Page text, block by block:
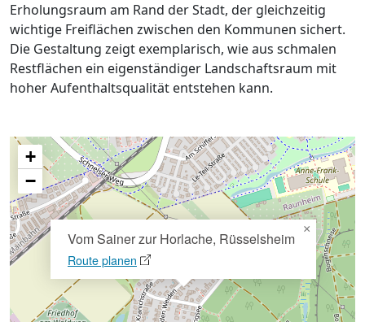
Erholungsraum am Rand der Stadt, der gleichzeitig
wichtige Freiflächen zwischen den Kommunen sichert.
Die Gestaltung zeigt exemplarisch, wie aus schmalen
Restflächen ein eigenständiger Landschaftsraum mit
hoher Aufenthaltsqualität entstehen kann.
Vom Sainer zur Horlache, Rüsselsheim
Route planen
×
+
−